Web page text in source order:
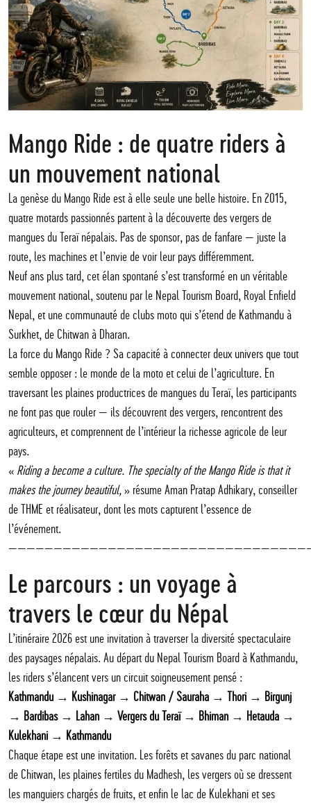
Mango Ride : de quatre riders à
un mouvement national
La genèse du Mango Ride est à elle seule une belle histoire. En 2015,
quatre motards passionnés partent à la découverte des vergers de
mangues du Teraï népalais. Pas de sponsor, pas de fanfare — juste la
route, les machines et l’envie de voir leur pays différemment.
Neuf ans plus tard, cet élan spontané s’est transformé en un véritable
mouvement national, soutenu par le Nepal Tourism Board, Royal Enfield
Nepal, et une communauté de clubs moto qui s’étend de Kathmandu à
Surkhet, de Chitwan à Dharan.
La force du Mango Ride ? Sa capacité à connecter deux univers que tout
semble opposer : le monde de la moto et celui de l’agriculture. En
traversant les plaines productrices de mangues du Teraï, les participants
ne font pas que rouler — ils découvrent des vergers, rencontrent des
agriculteurs, et comprennent de l’intérieur la richesse agricole de leur
pays.
« Riding a become a culture. The specialty of the Mango Ride is that it
makes the journey beautiful,» résume Aman Pratap Adhikary, conseiller
de THME et réalisateur, dont les mots capturent l’essence de
l’événement.
Le parcours : un voyage à
travers le cœur du Népal
L’itinéraire 2026 est une invitation à traverser la diversité spectaculaire
des paysages népalais. Au départ du Nepal Tourism Board à Kathmandu,
les riders s’élancent vers un circuit soigneusement pensé :
Kathmandu → Kushinagar → Chitwan / Sauraha → Thori → Birgunj
→ Bardibas → Lahan → Vergers du Teraï → Bhiman → Hetauda →
Kulekhani → Kathmandu
Chaque étape est une invitation. Les forêts et savanes du parc national
de Chitwan, les plaines fertiles du Madhesh, les vergers où se dressent
les manguiers chargés de fruits, et enfin le lac de Kulekhani et ses